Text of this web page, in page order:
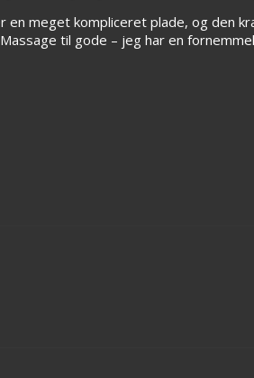
en meget kompliceret plade, og den
til gode – jeg har en